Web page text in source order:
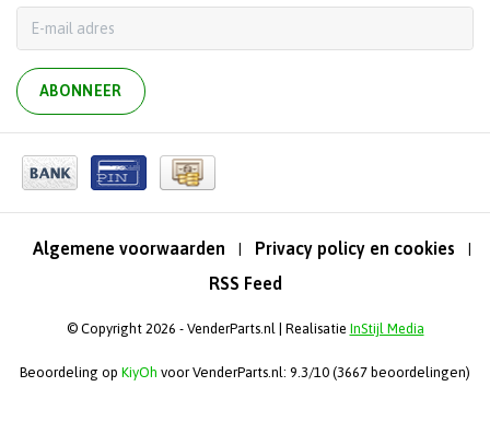
ABONNEER
Algemene voorwaarden | Privacy policy en cookies |
RSS Feed
© Copyright 2026 - VenderParts.nl | Realisatie InStijl Media
Beoordeling op KiyOh voor VenderParts.nl: 9.3/10 (3667 beoordelingen)